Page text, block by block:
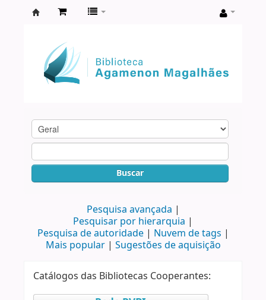
Agamenon
Magalhães
Buscar
Pesquisa avançada
Pesquisar por hierarquia
Pesquisa de autoridade
Nuvem de tags
Mais popular
Sugestões de aquisição
Catálogos das Bibliotecas Cooperantes: